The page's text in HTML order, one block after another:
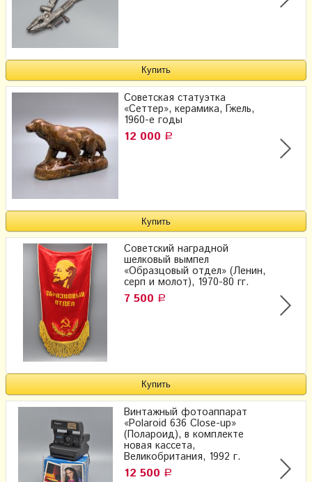
Советская статуэтка
«Сеттер», керамика, Гжель,
1960-е годы
12 000 Р
Советский наградной
шелковый вымпел
«Образцовый отдел» (Ленин,
серп и молот), 1970-80 гг.
7 500 Р
Винтажный фотоаппарат
«Polaroid 636 Close-up»
(Полароид), в комплекте
новая кассета,
Великобритания, 1992 г.
12 500 Р